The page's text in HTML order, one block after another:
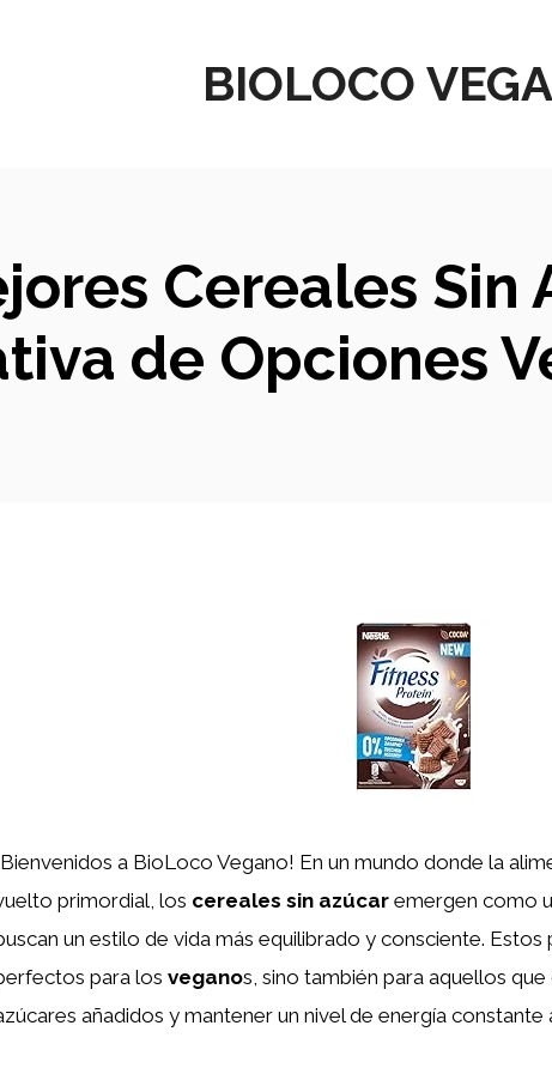
BIOLOCO
Cereales Sin
de Opciones
a BioLoco Vegano! En un mundo donde la
primordial, los cereales sin azúcar emergen como
un estilo de vida más equilibrado y consciente.
para los veganos, sino también para aquellos
añadidos y mantener un nivel de energía constante